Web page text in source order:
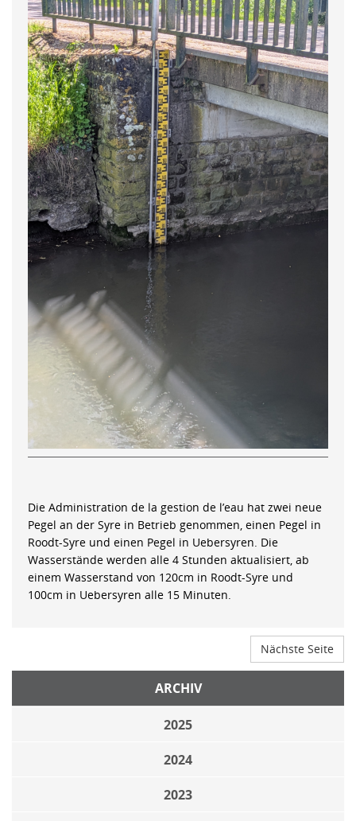
Die Administration de la gestion de l’eau hat zwei neue
Pegel an der Syre in Betrieb genommen, einen Pegel in
Roodt-Syre und einen Pegel in Uebersyren. Die
Wasserstände werden alle 4 Stunden aktualisiert, ab
einem Wasserstand von 120cm in Roodt-Syre und
100cm in Uebersyren alle 15 Minuten.
Nächste Seite
ARCHIV
2025
2024
2023